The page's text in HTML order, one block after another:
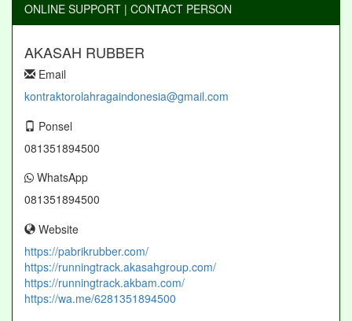
ONLINE SUPPORT | CONTACT PERSON
AKASAH RUBBER
Email
kontraktorolahragaindonesia@gmail.com
Ponsel
081351894500
WhatsApp
081351894500
Website
https://pabrikrubber.com/
https://runningtrack.akasahgroup.com/
https://runningtrack.akbam.com/
https://wa.me/6281351894500